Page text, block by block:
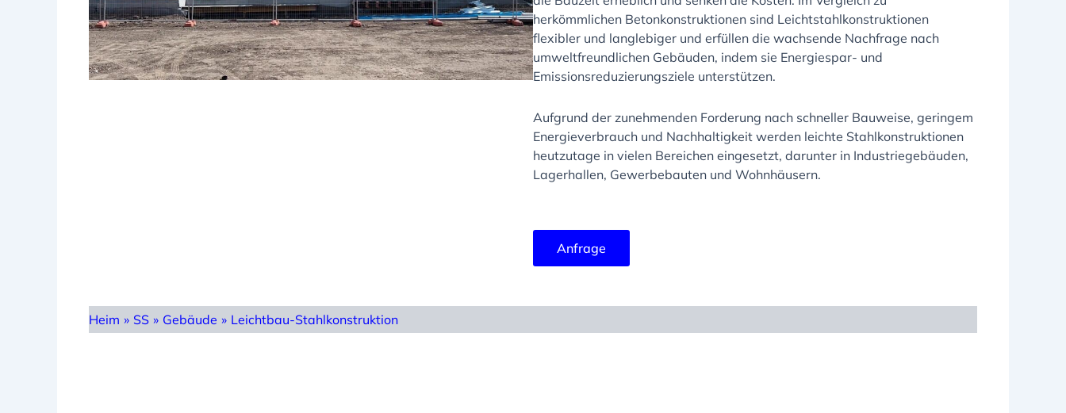
herkömmlichen Betonkonstruktionen sind Leichtstahlkonstruktionen
flexibler und langlebiger und erfüllen die wachsende Nachfrage nach
umweltfreundlichen Gebäuden, indem sie Energiespar- und
Emissionsreduzierungsziele unterstützen.
Aufgrund der zunehmenden Forderung nach schneller Bauweise, geringem
Energieverbrauch und Nachhaltigkeit werden leichte Stahlkonstruktionen
heutzutage in vielen Bereichen eingesetzt, darunter in Industriegebäuden,
Lagerhallen, Gewerbebauten und Wohnhäusern.
Anfrage
Heim » SS » Gebäude » Leichtbau-Stahlkonstruktion